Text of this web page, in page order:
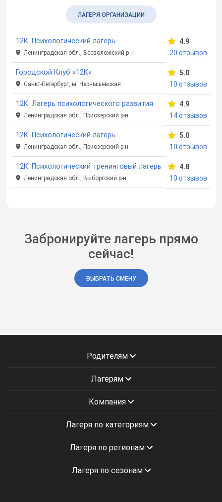
ЛАГЕРЯ ОРГАНИЗАЦИИ
12К. Психологический лагерь
Ленинградская обл., Всеволожский р-н
4.9
20 отзывов
Городской Клуб «12К»
Санкт-Петербург, м. Чернышевская
5.0
10 отзывов
12К. Лагерь психологического развития
Ленинградская обл., Приозерский р-н.
4.9
14 отзывов
12К. Психологический лагерь
Ленинградская обл., Приозерский р-н
5.0
10 отзывов
12К. Психологический тренинговый лагерь
Ленинградская обл., Выборгский р-н
4.8
10 отзывов
Забронируйте лагерь прямо
сейчас!
ВЫБРАТЬ СМЕНУ
Родителям
Лагерям
Компания
Лагеря по категориям
Лагеря по регионам
Лагеря по сезонам